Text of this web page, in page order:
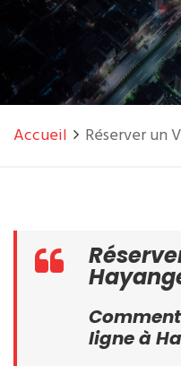
Accueil Réserver un
ligne à